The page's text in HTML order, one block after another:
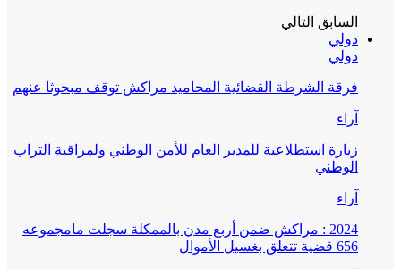
السابق التالي
دولي
دولي
فرقة الشرطة القضائية المحاميد مراكش توقف مبحوثا عنهم
آراء
زيارة استطلاعية للمدير العام للأمن الوطني ولمراقبة التراب
الوطني
آراء
2024 : مراكش ضمن أربع مدن بالممكلة سجلت مامجموعه
656 قضية تتعلق بغسيل الأموال